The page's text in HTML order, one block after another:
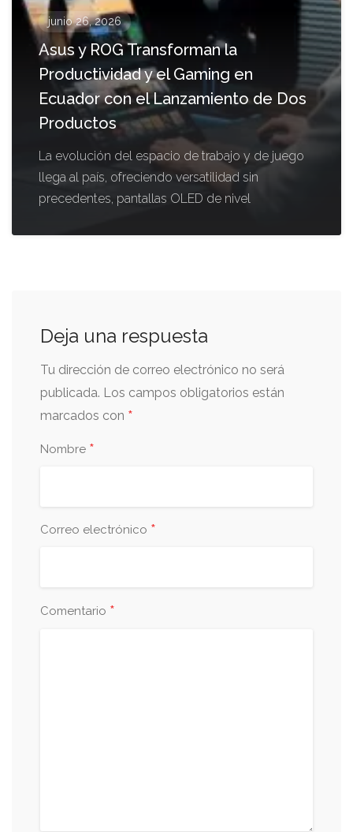
junio 26, 2026
Asus y ROG Transforman la
Productividad y el Gaming en
Ecuador con el Lanzamiento de Dos
Productos
La evolución del espacio de trabajo y de juego
llega al país, ofreciendo versatilidad sin
precedentes, pantallas OLED de nivel
Deja una respuesta
Tu dirección de correo electrónico no será
publicada. Los campos obligatorios están
marcados con *
Nombre *
Correo electrónico *
Comentario *